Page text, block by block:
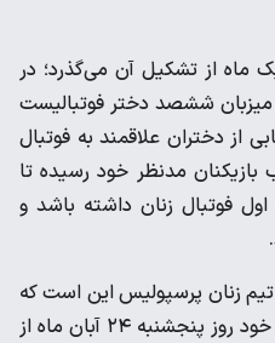
ماه از تشکیل آن می‌گذرد؛ در
ششصد دختر فوتبالیست
از دختران علاقمند به فوتبال
بازیکنان مدنظر خود رسیده تا
فوتبال زنان داشته باشد و
زنان پرسپولیس این است که
این تیم در اولین مسابقه رسمی خود روز پنجشنبه ۲۴ آبان ماه از